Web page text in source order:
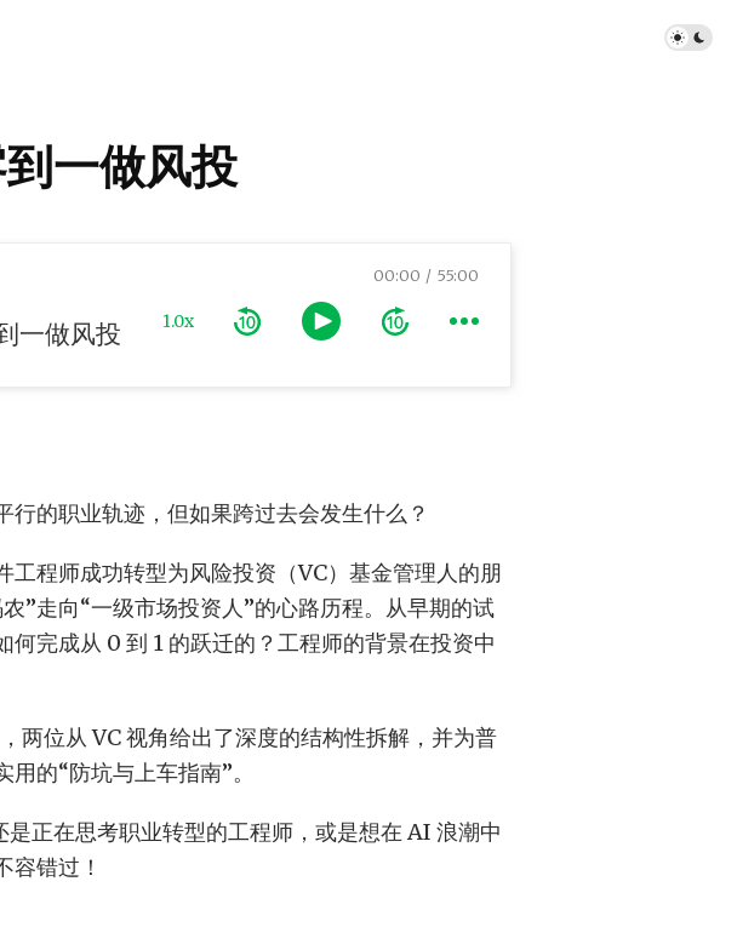
一做风投
一做风投 1.0x
00:00 55:00
的职业轨迹，但如果跨过去会发生什么？
工程师成功转型为风险投资（VC）基金管理人的朋
”走向“一级市场投资人”的心路历程。从早期的试
完成从 0 到 1 的跃迁的？工程师的背景在投资中
两位从 VC 视角给出了深度的结构性拆解，并为普
的“防坑与上车指南”。
正在思考职业转型的工程师，或是想在 AI 浪潮中
容错过！